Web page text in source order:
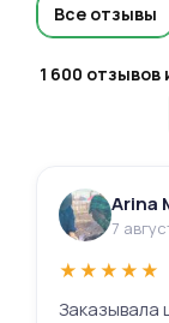
Все отзывы
1 600 отзывов
Arina
7
★★★★★
Заказывала